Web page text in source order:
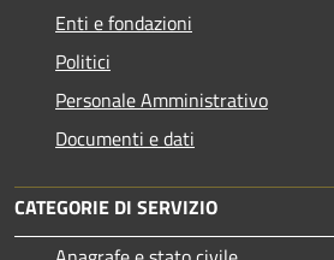
Enti e fondazioni
Politici
Personale Amministrativo
Documenti e dati
CATEGORIE DI SERVIZIO